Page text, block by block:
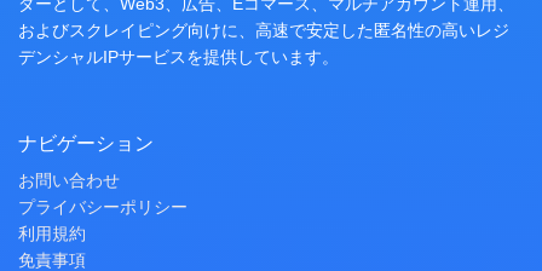
およびスクレイピング向けに、高速で安定した匿名性の高いレジ
デンシャルIPサービスを提供しています。
ナビゲーション
お問い合わせ
プライバシーポリシー
利用規約
免責事項